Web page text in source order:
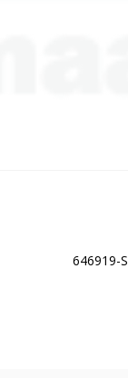
646919-S